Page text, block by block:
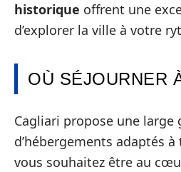
historique offrent une
d’explorer la ville à votre
OÙ SÉJOURNER
Cagliari propose une large
d’hébergements adaptés
vous souhaitez être au